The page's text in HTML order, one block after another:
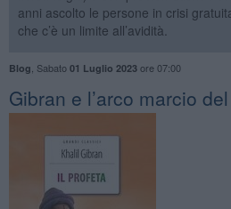
anni ascolto le persone in crisi
che c’è un limite all’avidità.
Blog Sabato 01 Luglio 2023ore 07:00
​Gibran e l’arco marcio